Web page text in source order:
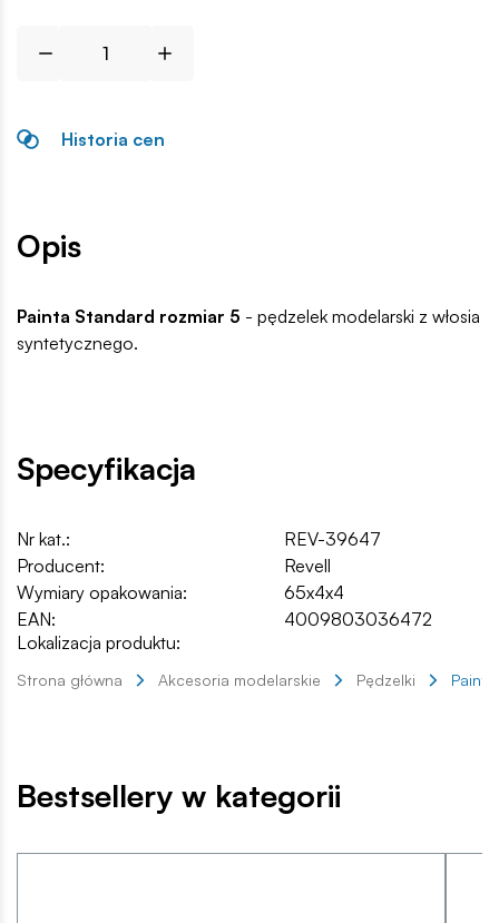
Historia cen
Opis
Painta Standard rozmiar 5 - pędzelek modelarski z włosia
syntetycznego.
Specyfikacja
Nr kat.:
REV-39647
Producent:
Revell
Wymiary opakowania:
65x4x4
EAN:
4009803036472
Lokalizacja produktu:
Strona główna Akcesoria modelarskie Pędzelki
Bestsellery w kategorii